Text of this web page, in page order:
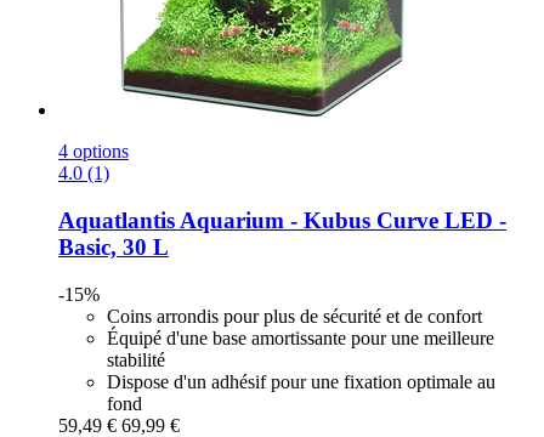
4 options
4.0 (1)
Aquatlantis Aquarium -​ Kubus Curve LED -​
Basic, 30 L
-15%
Coins arrondis pour plus de sécurité et de confort
Équipé d'une base amortissante pour une meilleure
stabilité
Dispose d'un adhésif pour une fixation optimale au
fond
59,49 € 69,99 €